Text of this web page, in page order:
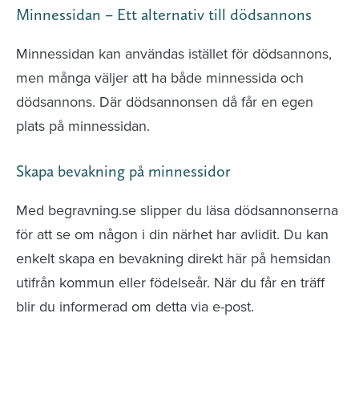
Minnessidan – Ett alternativ till dödsannons
Minnessidan kan användas istället för dödsannons,
men många väljer att ha både minnessida och
dödsannons. Där dödsannonsen då får en egen
plats på minnessidan.
Skapa bevakning på minnessidor
Med begravning.se slipper du läsa dödsannonserna
för att se om någon i din närhet har avlidit. Du kan
enkelt skapa en bevakning direkt här på hemsidan
utifrån kommun eller födelseår. När du får en träff
blir du informerad om detta via e-post.